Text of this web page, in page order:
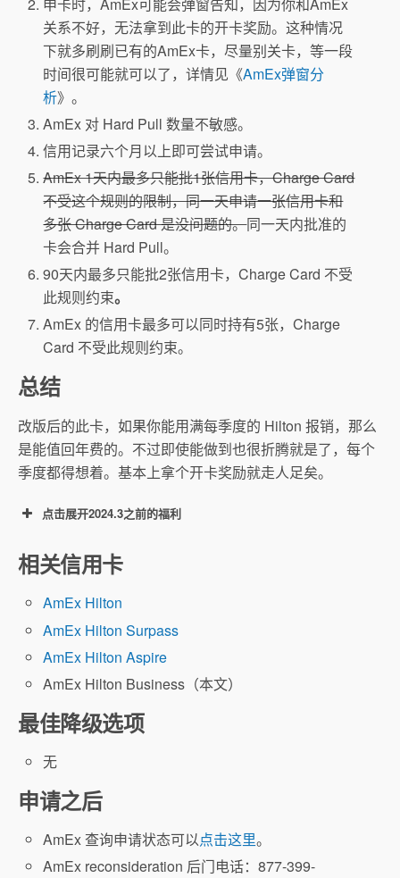
关系不好，无法拿到此卡的开卡奖励。这种情况
下就多刷刷已有的AmEx卡，尽量别关卡，等一段
时间很可能就可以了，详情见《AmEx弹窗分
析》。
AmEx 对 Hard Pull 数量不敏感。
信用记录六个月以上即可尝试申请。
AmEx 1天内最多只能批1张信用卡，Charge Card
不受这个规则的限制，同一天申请一张信用卡和
多张 Charge Card 是没问题的。同一天内批准的
卡会合并 Hard Pull。
90天内最多只能批2张信用卡，Charge Card 不受
此规则约束。
AmEx 的信用卡最多可以同时持有5张，Charge
Card 不受此规则约束。
总结
改版后的此卡，如果你能用满每季度的 Hilton 报销，那么
是能值回年费的。不过即使能做到也很折腾就是了，每个
季度都得想着。基本上拿个开卡奖励就走人足矣。
点击展开2024.3之前的福利
可得 130,000 Hilton Honors Points。
酒店点数估值
Hilton 奖励兑换表
相关信用卡
AmEx Hilton
AmEx Hilton Surpass
AmEx Hilton Aspire
AmEx Hilton Business（本文）
最佳降级选项
无
申请之后
AmEx 查询申请状态可以点击这里。
AmEx reconsideration 后门电话：877-399-